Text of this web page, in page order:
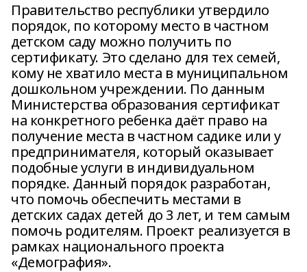
Правительство республики утвердило
порядок, по которому место в частном
детском саду можно получить по
сертификату. Это сделано для тех семей,
кому не хватило места в муниципальном
дошкольном учреждении. По данным
Министерства образования сертификат
на конкретного ребенка даёт право на
получение места в частном садике или у
предпринимателя, который оказывает
подобные услуги в индивидуальном
порядке. Данный порядок разработан,
что помочь обеспечить местами в
детских садах детей до 3 лет, и тем самым
помочь родителям. Проект реализуется в
рамках национального проекта
«Демография».